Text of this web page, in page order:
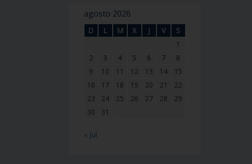
agosto 2026
D L M X J V
S
1
2
3 4 5 6 7
8
9
10 11 12 13 14
15
16
17 18 19 20 21
22
23
24 25 26 27 28
29
30
31
« Jul